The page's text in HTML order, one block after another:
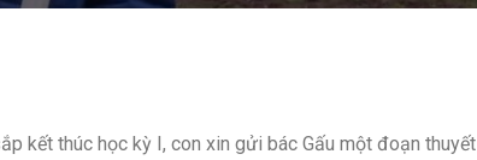
kết thúc học kỳ I, con xin gửi bác Gấu một đoạn thuyết